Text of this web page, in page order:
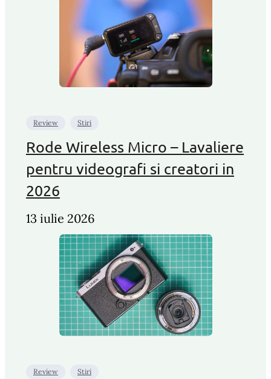
Review Stiri
Rode Wireless Micro – Lavaliere
pentru videografi si creatori in
2026
13 iulie 2026
Review Stiri